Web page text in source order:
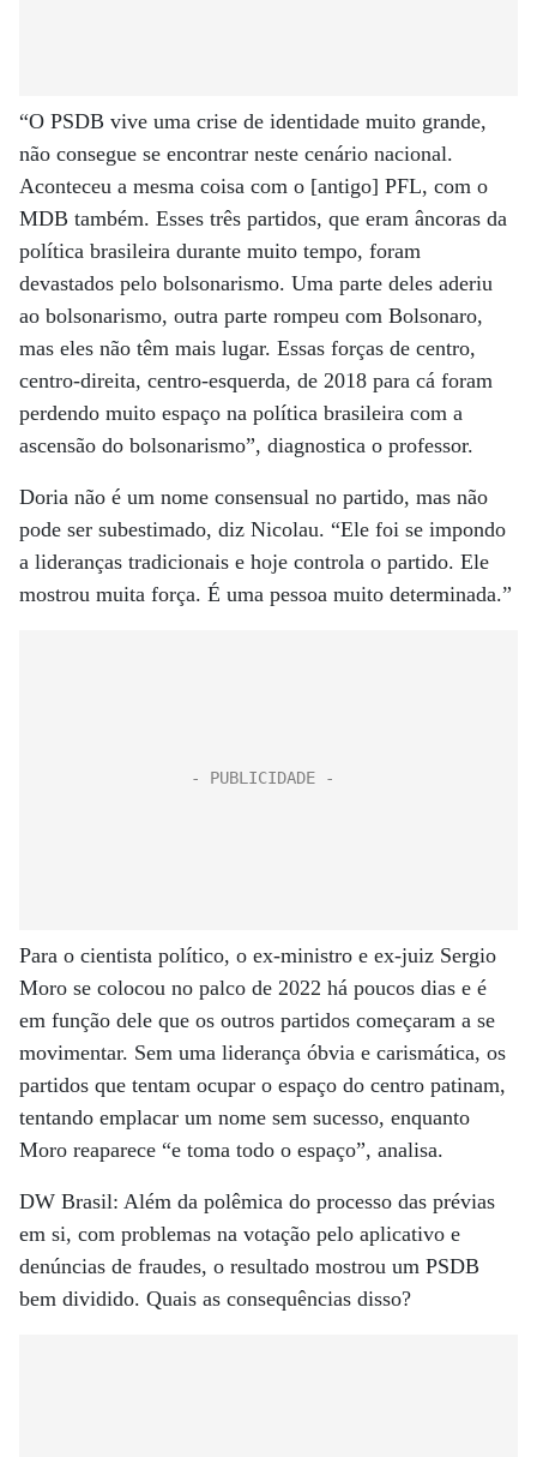
“O PSDB vive uma crise de identidade muito grande,
não consegue se encontrar neste cenário nacional.
Aconteceu a mesma coisa com o [antigo] PFL, com o
MDB também. Esses três partidos, que eram âncoras da
política brasileira durante muito tempo, foram
devastados pelo bolsonarismo. Uma parte deles aderiu
ao bolsonarismo, outra parte rompeu com Bolsonaro,
mas eles não têm mais lugar. Essas forças de centro,
centro-direita, centro-esquerda, de 2018 para cá foram
perdendo muito espaço na política brasileira com a
ascensão do bolsonarismo”, diagnostica o professor.
Doria não é um nome consensual no partido, mas não
pode ser subestimado, diz Nicolau. “Ele foi se impondo
a lideranças tradicionais e hoje controla o partido. Ele
mostrou muita força. É uma pessoa muito determinada.”
Para o cientista político, o ex-ministro e ex-juiz Sergio
Moro se colocou no palco de 2022 há poucos dias e é
em função dele que os outros partidos começaram a se
movimentar. Sem uma liderança óbvia e carismática, os
partidos que tentam ocupar o espaço do centro patinam,
tentando emplacar um nome sem sucesso, enquanto
Moro reaparece “e toma todo o espaço”, analisa.
DW Brasil: Além da polêmica do processo das prévias
em si, com problemas na votação pelo aplicativo e
denúncias de fraudes, o resultado mostrou um PSDB
bem dividido. Quais as consequências disso?